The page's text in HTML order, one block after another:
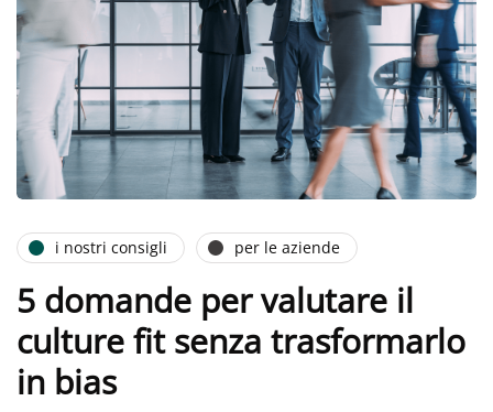
i nostri consigli per le aziende
5 domande per valutare il
culture fit senza trasformarlo
in bias